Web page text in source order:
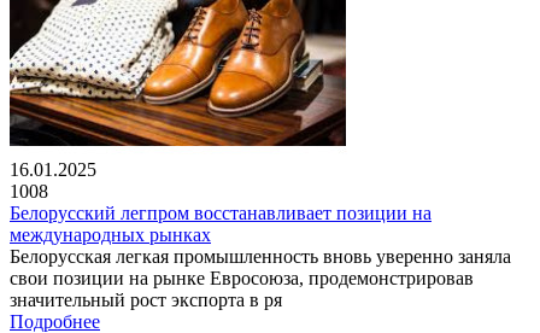
16.01.2025
1008
Белорусский легпром восстанавливает позиции на
международных рынках
Белорусская легкая промышленность вновь уверенно заняла
свои позиции на рынке Евросоюза, продемонстрировав
значительный рост экспорта в ря
Подробнее